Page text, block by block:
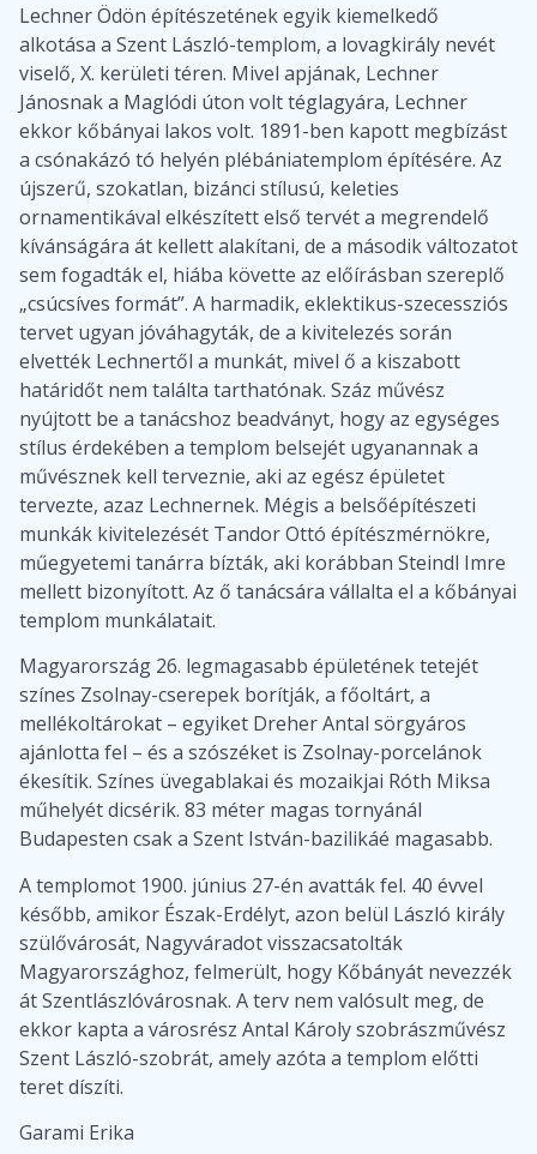
Lechner Ödön építészetének egyik kiemelkedő
alkotása a Szent László-templom, a lovagkirály nevét
viselő, X. kerületi téren. Mivel apjának, Lechner
Jánosnak a Maglódi úton volt téglagyára, Lechner
ekkor kőbányai lakos volt. 1891-ben kapott megbízást
a csónakázó tó helyén plébániatemplom építésére. Az
újszerű, szokatlan, bizánci stílusú, keleties
ornamentikával elkészített első tervét a megrendelő
kívánságára át kellett alakítani, de a második változatot
sem fogadták el, hiába követte az előírásban szereplő
„csúcsíves formát”. A harmadik, eklektikus-szecessziós
tervet ugyan jóváhagyták, de a kivitelezés során
elvették Lechnertől a munkát, mivel ő a kiszabott
határidőt nem találta tarthatónak. Száz művész
nyújtott be a tanácshoz beadványt, hogy az egységes
stílus érdekében a templom belsejét ugyanannak a
művésznek kell terveznie, aki az egész épületet
tervezte, azaz Lechnernek. Mégis a belsőépítészeti
munkák kivitelezését Tandor Ottó építészmérnökre,
műegyetemi tanárra bízták, aki korábban Steindl Imre
mellett bizonyított. Az ő tanácsára vállalta el a kőbányai
templom munkálatait.
Magyarország 26. legmagasabb épületének tetejét
színes Zsolnay-cserepek borítják, a főoltárt, a
mellékoltárokat – egyiket Dreher Antal sörgyáros
ajánlotta fel – és a szószéket is Zsolnay-porcelánok
ékesítik. Színes üvegablakai és mozaikjai Róth Miksa
műhelyét dicsérik. 83 méter magas tornyánál
Budapesten csak a Szent István-bazilikáé magasabb.
A templomot 1900. június 27-én avatták fel. 40 évvel
később, amikor Észak-Erdélyt, azon belül László király
szülővárosát, Nagyváradot visszacsatolták
Magyarországhoz, felmerült, hogy Kőbányát nevezzék
át Szentlászlóvárosnak. A terv nem valósult meg, de
ekkor kapta a városrész Antal Károly szobrászművész
Szent László-szobrát, amely azóta a templom előtti
teret díszíti.
Garami Erika